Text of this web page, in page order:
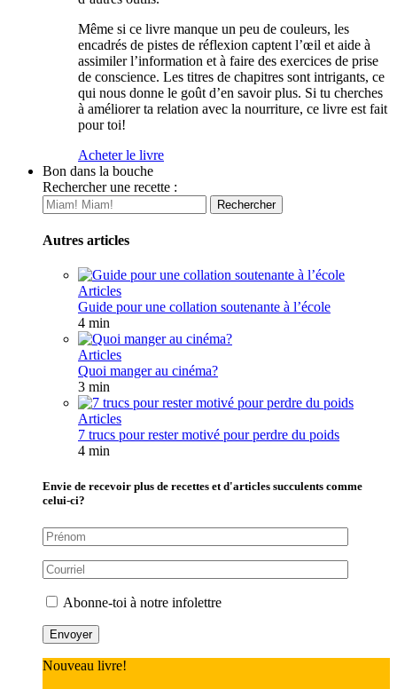
Même si ce livre manque un peu de couleurs, les
encadrés de pistes de réflexion captent l’œil et aide à
assimiler l’information et à faire des exercices de prise
de conscience. Les titres de chapitres sont intrigants, ce
qui nous donne le goût d’en savoir plus. Si tu cherches
à améliorer ta relation avec la nourriture, ce livre est fait
pour toi!
Acheter le livre
Bon dans la bouche
Rechercher une recette :
Autres articles
Articles
Guide pour une collation soutenante à l’école
4 min
Articles
Quoi manger au cinéma?
3 min
Articles
7 trucs pour rester motivé pour perdre du poids
4 min
Envie de recevoir plus de recettes et d'articles succulents comme
celui-ci?
Abonne-toi à notre infolettre
Nouveau livre!